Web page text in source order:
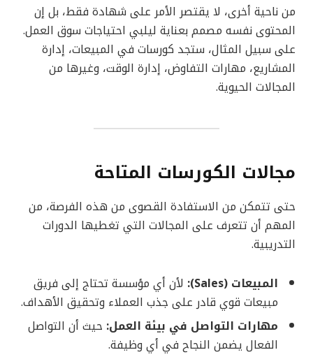
من ناحية أخرى، لا يقتصر الأمر على شهادة فقط، بل إن
المحتوى نفسه مصمم بعناية ليلبي احتياجات سوق العمل.
على سبيل المثال، ستجد كورسات في المبيعات، إدارة
المشاريع، مهارات التفاوض، إدارة الوقت، وغيرها من
المجالات الحيوية.
مجالات الكورسات المتاحة
حتى تتمكن من الاستفادة القصوى من هذه الفرصة، من
المهم أن تتعرف على المجالات التي تغطيها الدورات
التدريبية.
المبيعات (Sales):
لأن أي مؤسسة تحتاج إلى فريق
مبيعات قوي قادر على جذب العملاء وتحقيق الأهداف.
مهارات التواصل في بيئة العمل: حيث أن التواصل
الفعال يضمن النجاح في أي وظيفة.